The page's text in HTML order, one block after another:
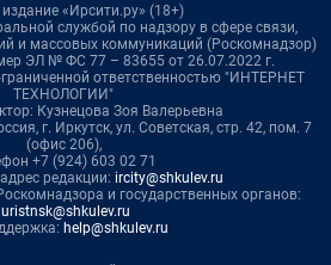
«Ирсити.ру» (18+)
службой по надзору в сфере связи,
и массовых коммуникаций (Роскомнадзор)
ЭЛ № ФС 77 – 83655 от 26.07.2022 г.
ответственностью "ИНТЕРНЕТ
ТЕХНОЛОГИИ"
Кузнецова Зоя Валерьевна
г. Иркутск, ул. Советская, стр. 42, пом. 7
(офис 206),
+7 (924) 603 02 71
редакции: ircity@shkulev.ru
и государственных органов:
help@shkulev.ru